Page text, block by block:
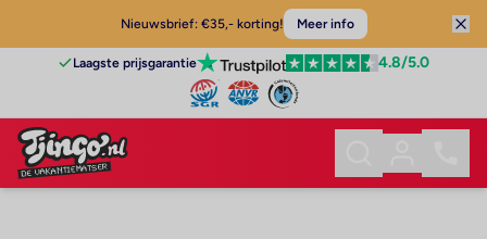
Nieuwsbrief: €35,- korting! Meer info
Laagste prijsgarantie 4.8/5.0